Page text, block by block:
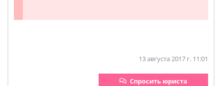
13 августа 2017 г. 11:01
Спросить юриста